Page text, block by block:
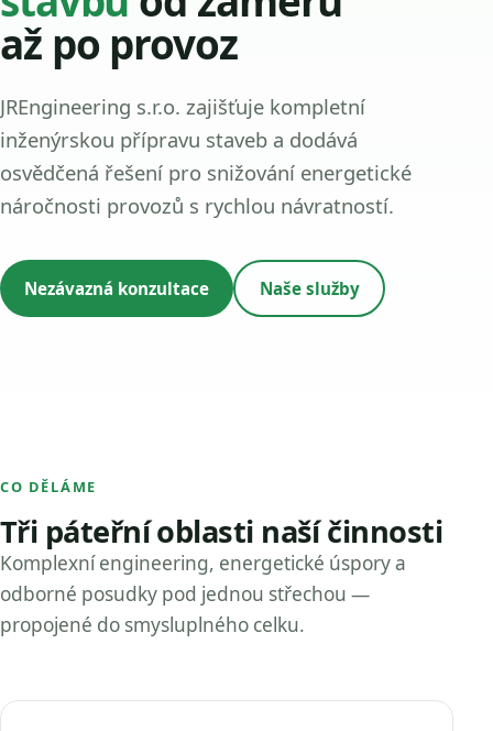
až po provoz
JREngineering s.r.o. zajišťuje kompletní
inženýrskou přípravu staveb a dodává
osvědčená řešení pro snižování energetické
náročnosti provozů s rychlou návratností.
Nezávazná konzultace Naše služby
CO DĚLÁME
Tři páteřní oblasti naší činnosti
Komplexní engineering, energetické úspory a
odborné posudky pod jednou střechou —
propojené do smysluplného celku.